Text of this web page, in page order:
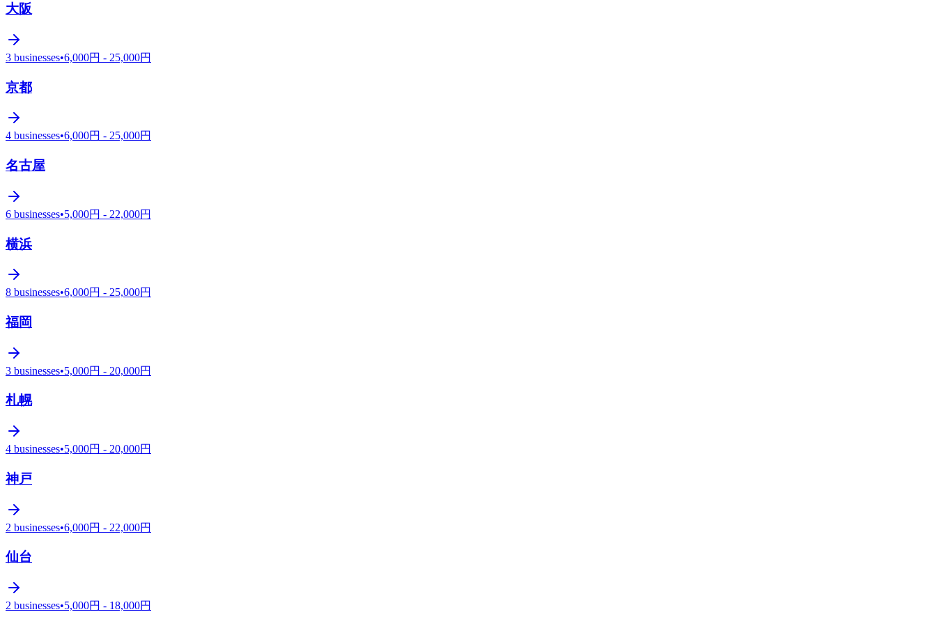
大阪
3 businesses•6,000円 - 25,000円
京都
4 businesses•6,000円 - 25,000円
名古屋
6 businesses•5,000円 - 22,000円
横浜
8 businesses•6,000円 - 25,000円
福岡
3 businesses•5,000円 - 20,000円
札幌
4 businesses•5,000円 - 20,000円
神戸
2 businesses•6,000円 - 22,000円
仙台
2 businesses•5,000円 - 18,000円